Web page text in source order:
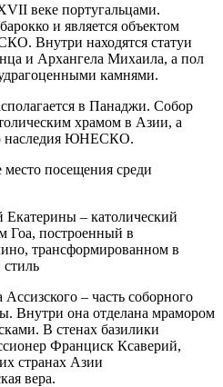
веке португальцами.
и является объектом
Внутри находятся статуи
и Архангела Михаила, а пол
камнями.
в Панаджи. Собор
храмом в Азии, а
наследия ЮНЕСКО.
посещения среди
– католический
Гоа, построенный в
трансформированном в
– часть соборного
Внутри она отделана мрамором
В стенах базилики
Франциск Ксаверий,
странах Азии
вера.